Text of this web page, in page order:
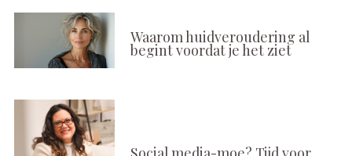
Waarom huidveroudering al
begint voordat je het ziet
Social media-moe? Tijd voor